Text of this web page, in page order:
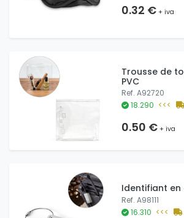
0.32 €+ iva
Trousse de
PVC
Ref. A92720
18.290 <<<
0.50 €+ iva
Identifiant en
Ref. A98111
16.310 <<<